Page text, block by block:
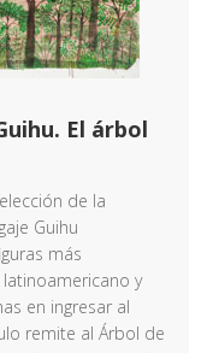
El árbol
de la
Guihu
más
y
en ingresar al
remite al Árbol de